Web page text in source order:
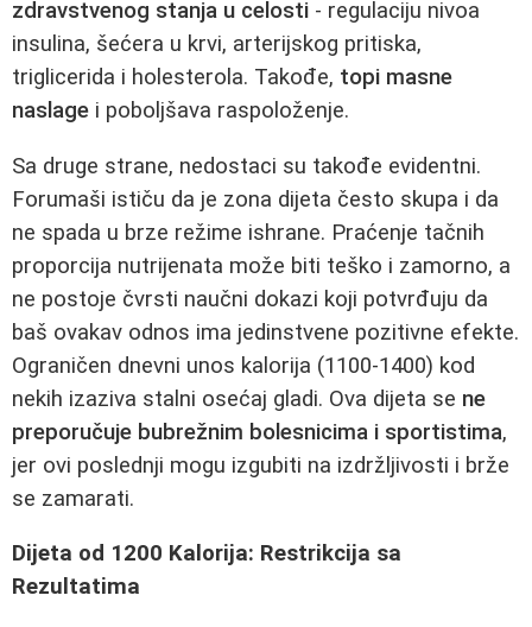
zdravstvenog stanja u celosti - regulaciju nivoa
insulina, šećera u krvi, arterijskog pritiska,
triglicerida i holesterola. Takođe, topi masne
naslage i poboljšava raspoloženje.
Sa druge strane, nedostaci su takođe evidentni.
Forumaši ističu da je zona dijeta često skupa i da
ne spada u brze režime ishrane. Praćenje tačnih
proporcija nutrijenata može biti teško i zamorno, a
ne postoje čvrsti naučni dokazi koji potvrđuju da
baš ovakav odnos ima jedinstvene pozitivne efekte.
Ograničen dnevni unos kalorija (1100-1400) kod
nekih izaziva stalni osećaj gladi. Ova dijeta se ne
preporučuje bubrežnim bolesnicima i sportistima,
jer ovi poslednji mogu izgubiti na izdržljivosti i brže
se zamarati.
Dijeta od 1200 Kalorija: Restrikcija sa
Rezultatima